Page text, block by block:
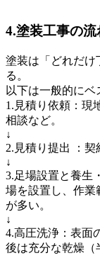
4.塗装工事の流
塗装は「どれだけ
る。
以下は一般的にベ
1.見積り依頼：現
相談など。
↓
2.見積り提出 ：契
↓
3.足場設置と養生
場を設置し、作業
が多い。
↓
4.高圧洗浄：表面
後は充分な乾燥（